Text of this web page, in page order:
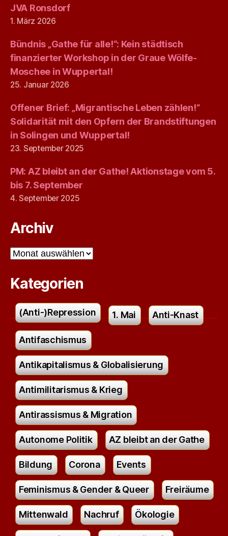
JVA Ronsdorf
1. März 2026
Bündnis „Gathe für alle!“: Kein städtisch
finanzierter Workshop in der Graue Wölfe-
Moschee in Wuppertal!
25. Januar 2026
Offener Brief: „Migrantische Leben zählen!“
Solidarität mit den Opfern der Brandstiftungen
in Solingen und Wuppertal!
23. September 2025
PM: AZ bleibt an der Gathe! Aktionstage vom 5.
bis 7. September
4. September 2025
Archiv
Archiv
Kategorien
(Anti-)Repression 1. Mai Anti-Knast
Antifaschismus
Antikapitalismus & Globalisierung
Antimilitarismus & Krieg
Antirassismus & Migration
Autonome Politik AZ bleibt an der Gathe
Bildung Corona Events
Feminismus & Gender & Queer Freiräume
Mittenwald Nachruf Ökologie